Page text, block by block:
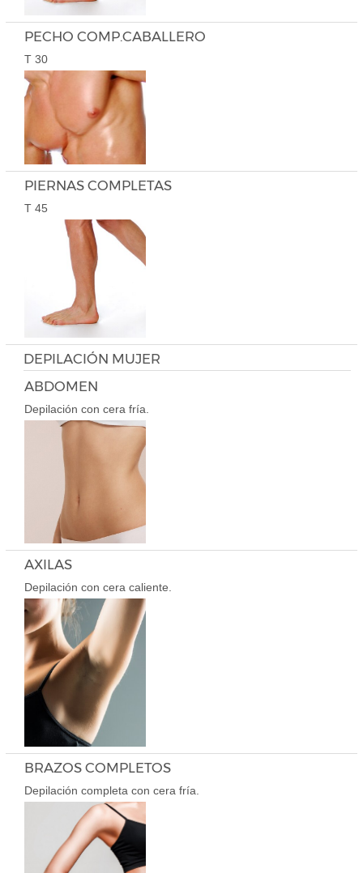
PECHO COMP.CABALLERO
T 30
PIERNAS COMPLETAS
T 45
DEPILACIÓN MUJER
ABDOMEN
Depilación con cera fría.
AXILAS
Depilación con cera caliente.
BRAZOS COMPLETOS
Depilación completa con cera fría.